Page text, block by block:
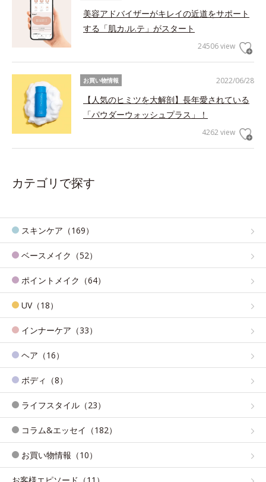
美容アドバイザーがキレイの近道をサポート
する「肌カ.ル.テ」がスタート
24506 view
2022/06/28
お買い物情報
【人気のヒミツを大解剖】長年愛されている
「パウダーウォッシュプラス」！
4262 view
カテゴリで探す
スキンケア（169）
ベースメイク（52）
ポイントメイク（64）
UV（18）
インナーケア（33）
ヘア（16）
ボディ（8）
ライフスタイル（23）
コラム&エッセイ（182）
お買い物情報（10）